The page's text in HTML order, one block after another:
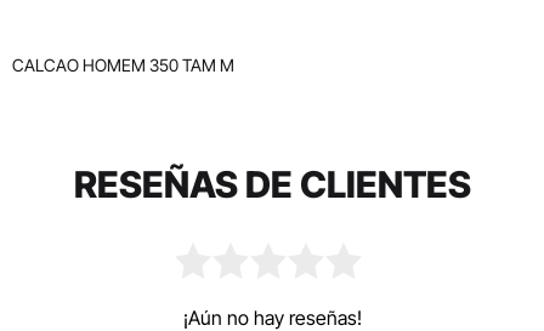
CALCAO HOMEM 350 TAM M
RESEÑAS DE CLIENTES
¡Aún no hay reseñas!